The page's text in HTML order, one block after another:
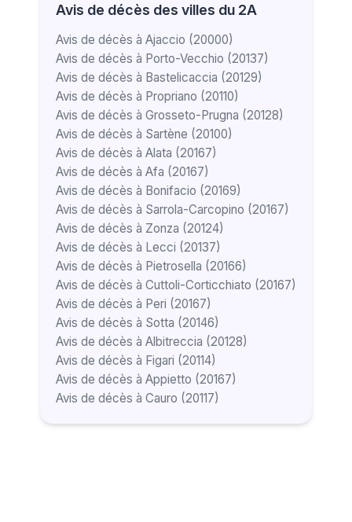
Avis de décès des villes du 2A
Avis de décès à Ajaccio (20000)
Avis de décès à Porto-Vecchio (20137)
Avis de décès à Bastelicaccia (20129)
Avis de décès à Propriano (20110)
Avis de décès à Grosseto-Prugna (20128)
Avis de décès à Sartène (20100)
Avis de décès à Alata (20167)
Avis de décès à Afa (20167)
Avis de décès à Bonifacio (20169)
Avis de décès à Sarrola-Carcopino (20167)
Avis de décès à Zonza (20124)
Avis de décès à Lecci (20137)
Avis de décès à Pietrosella (20166)
Avis de décès à Cuttoli-Corticchiato (20167)
Avis de décès à Peri (20167)
Avis de décès à Sotta (20146)
Avis de décès à Albitreccia (20128)
Avis de décès à Figari (20114)
Avis de décès à Appietto (20167)
Avis de décès à Cauro (20117)